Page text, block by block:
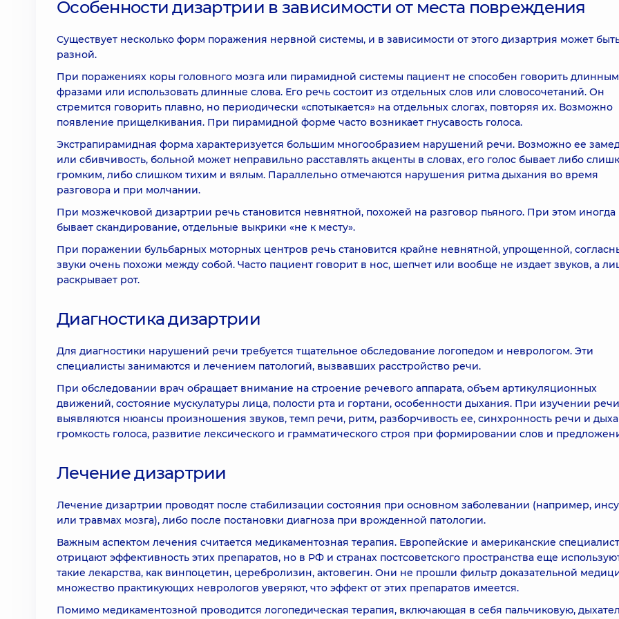
Особенности дизартрии в зависимости от места повреждения
Существует несколько форм поражения нервной системы, и в зависимости от этого дизартрия может
разной.
При поражениях коры головного мозга или пирамидной системы пациент не способен говорить
фразами или использовать длинные слова. Его речь состоит из отдельных слов или словосочетаний. Он
стремится говорить плавно, но периодически «спотыкается» на отдельных слогах, повторяя их. Возможно
появление прищелкивания. При пирамидной форме часто возникает гнусавость голоса.
Экстрапирамидная форма характеризуется большим многообразием нарушений речи. Возможно ее
или сбивчивость, больной может неправильно расставлять акценты в словах, его голос бывает либо
громким, либо слишком тихим и вялым. Параллельно отмечаются нарушения ритма дыхания во время
разговора и при молчании.
При мозжечковой дизартрии речь становится невнятной, похожей на разговор пьяного. При этом иногда
бывает скандирование, отдельные выкрики «не к месту».
При поражении бульбарных моторных центров речь становится крайне невнятной, упрощенной,
звуки очень похожи между собой. Часто пациент говорит в нос, шепчет или вообще не издает звуков, а
раскрывает рот.
Диагностика дизартрии
Для диагностики нарушений речи требуется тщательное обследование логопедом и неврологом. Эти
специалисты занимаются и лечением патологий, вызвавших расстройство речи.
При обследовании врач обращает внимание на строение речевого аппарата, объем артикуляционных
движений, состояние мускулатуры лица, полости рта и гортани, особенности дыхания. При изучении речи
выявляются нюансы произношения звуков, темп речи, ритм, разборчивость ее, синхронность речи и
громкость голоса, развитие лексического и грамматического строя при формировании слов и
Лечение дизартрии
Лечение дизартрии проводят после стабилизации состояния при основном заболевании (например,
или травмах мозга), либо после постановки диагноза при врожденной патологии.
Важным аспектом лечения считается медикаментозная терапия. Европейские и американские
отрицают эффективность этих препаратов, но в РФ и странах постсоветского пространства еще
такие лекарства, как винпоцетин, церебролизин, актовегин. Они не прошли фильтр доказательной
множество практикующих неврологов уверяют, что эффект от этих препаратов имеется.
Помимо медикаментозной проводится логопедическая терапия, включающая в себя пальчиковую,